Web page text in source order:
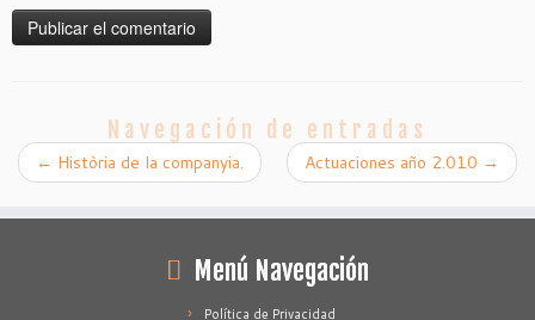
Navegación de entradas
← Història de la companyia. Actuaciones año 2.010 →
Menú Navegación
Política de Privacidad